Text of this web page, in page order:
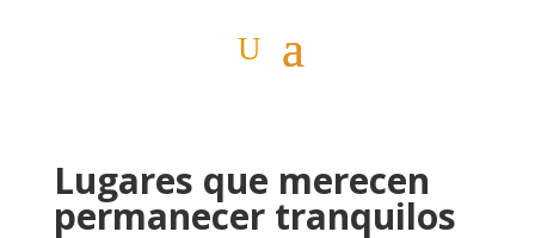
Lugares que merecen
permanecer tranquilos